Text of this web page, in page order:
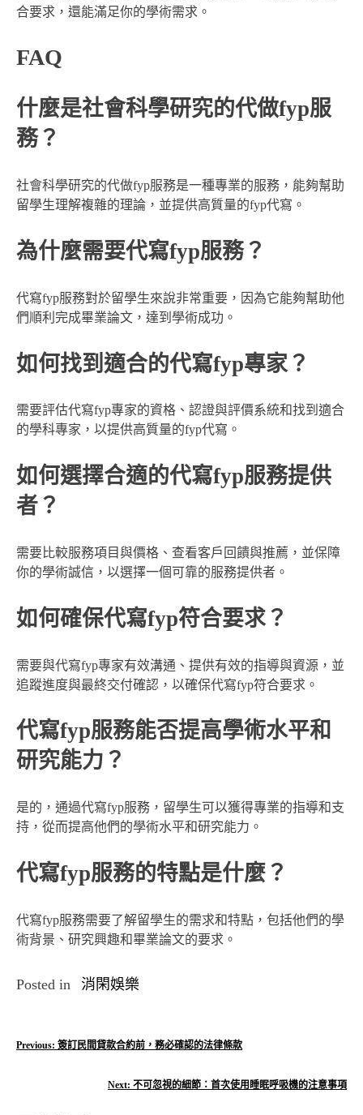
合要求，還能滿足你的學術需求。
FAQ
什麼是社會科學研究的代做fyp服
務？
社會科學研究的代做fyp服務是一種專業的服務，能夠幫助
留學生理解複雜的理論，並提供高質量的fyp代寫。
為什麼需要代寫fyp服務？
代寫fyp服務對於留學生來說非常重要，因為它能夠幫助他
們順利完成畢業論文，達到學術成功。
如何找到適合的代寫fyp專家？
需要評估代寫fyp專家的資格、認證與評價系統和找到適合
的學科專家，以提供高質量的fyp代寫。
如何選擇合適的代寫fyp服務提供
者？
需要比較服務項目與價格、查看客戶回饋與推薦，並保障
你的學術誠信，以選擇一個可靠的服務提供者。
如何確保代寫fyp符合要求？
需要與代寫fyp專家有效溝通、提供有效的指導與資源，並
追蹤進度與最終交付確認，以確保代寫fyp符合要求。
代寫fyp服務能否提高學術水平和
研究能力？
是的，通過代寫fyp服務，留學生可以獲得專業的指導和支
持，從而提高他們的學術水平和研究能力。
代寫fyp服務的特點是什麼？
代寫fyp服務需要了解留學生的需求和特點，包括他們的學
術背景、研究興趣和畢業論文的要求。
Posted in 消閑娛樂
文
Previous: 簽訂民間貸款合約前，務必確認的法律條款
Next: 不可忽視的細節：首次使用睡眠呼吸機的注意事項